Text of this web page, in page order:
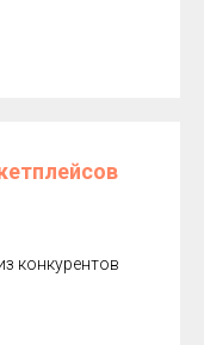
конкурентов